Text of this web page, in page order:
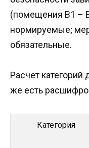
(помещения В1 –
нормируемые;
обязательные.
Расчет
же есть
Категория